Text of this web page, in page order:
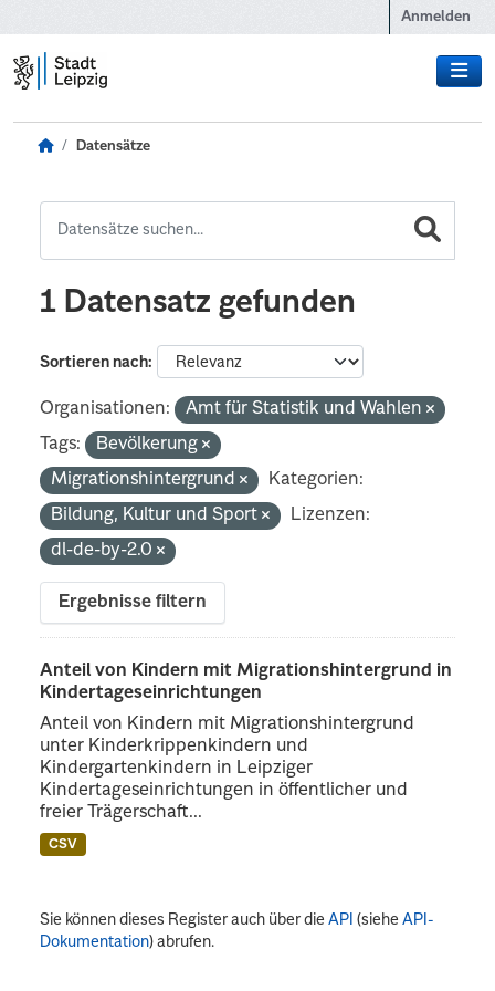
Anmelden
Datensätze
1 Datensatz gefunden
Sortieren nach
Organisationen:
Amt für Statistik und Wahlen
Tags:
Bevölkerung
Migrationshintergrund
Kategorien:
Bildung, Kultur und Sport
Lizenzen:
dl-de-by-2.0
Ergebnisse filtern
Anteil von Kindern mit Migrationshintergrund in
Kindertageseinrichtungen
Anteil von Kindern mit Migrationshintergrund
unter Kinderkrippenkindern und
Kindergartenkindern in Leipziger
Kindertageseinrichtungen in öffentlicher und
freier Trägerschaft...
CSV
Sie können dieses Register auch über dieAPI (sieheAPI-
Dokumentation) abrufen.